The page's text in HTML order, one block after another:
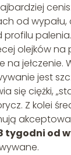
od
profilu palenia.
olejków na
jełczenie.
jest
się ciężki,
Z kolei
tygodni od